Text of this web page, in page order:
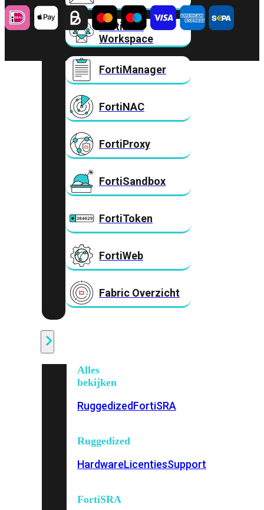
FortiMail
Workspace
FortiManager
FortiNAC
FortiProxy
FortiSandbox
FortiToken
FortiWeb
Fabric Overzicht
Alles
bekijken
RuggedizedFortiSRA
Ruggedized
HardwareLicentiesSupport
FortiSRA